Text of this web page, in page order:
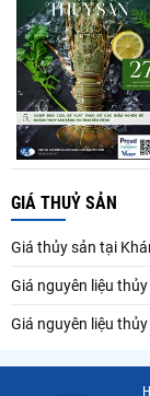
GIÁ THUỶ SẢN
Giá thủy sản tại
Giá nguyên liệu
Giá nguyên liệu